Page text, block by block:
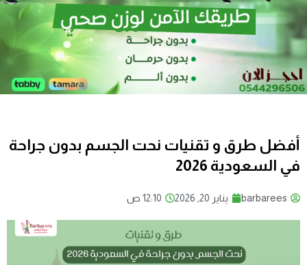
أفضل طرق و تقنيات نحت الجسم بدون جراحة
في السعودية 2026
barbarees يناير 20, 2026 12:10 ص